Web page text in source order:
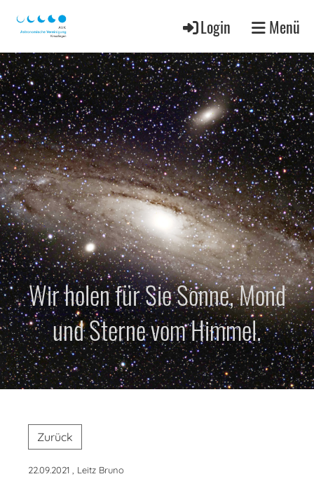
Login Menü
Wir holen für Sie Sonne, Mond
und Sterne vom Himmel.
Zurück
22.09.2021 , Leitz Bruno